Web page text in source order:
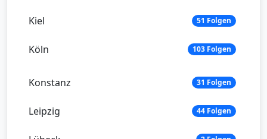
Kiel 51 Folgen
Köln 103 Folgen
Konstanz 31 Folgen
Leipzig 44 Folgen